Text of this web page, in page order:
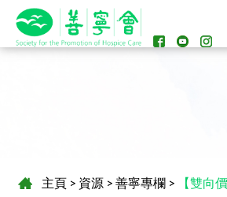
主頁 > 資源 > 善寧專欄 > 【雙向